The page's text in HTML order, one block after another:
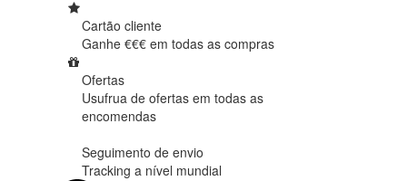
Cartão cliente
Ganhe €€€ em todas as compras
Ofertas
Usufrua de ofertas em todas as
encomendas
Seguimento de envio
Tracking a nível mundial